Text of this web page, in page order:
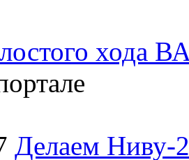
хода
Делаем Ниву-